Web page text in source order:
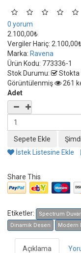
0 yorum
2.100,00₺
Vergiler Hariç:
Marka: Ravena
Ürün Kodu: 773336-1
Stok Durumu:
Stokta
Görüntülenmiş
261
Adet
İstek Listesine Ekle
Share This
Etiketler: Spectrum Duvar
Dinamik Desen
Modern
Açıklama